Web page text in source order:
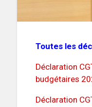
Toutes les
Déclaration
budgétaires
Déclaration